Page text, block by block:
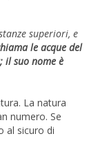
superiori, e
le acque del
il suo nome è
La natura
numero. Se
al sicuro di